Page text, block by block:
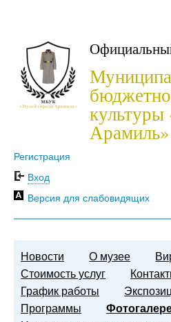
Арамиль»
Регистрация
Вход
Версия для слабовидящих
Новости О музее
Стоимость услуг
График работы
Программы